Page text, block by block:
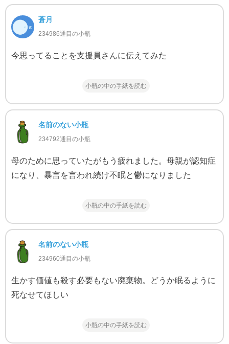
蒼月
234986通目の小瓶
今思ってることを支援員さんに伝えてみた
小瓶の中の手紙を読む
名前のない小瓶
234792通目の小瓶
母のために思っていたがもう疲れました。母親が認知症
になり、暴言を言われ続け不眠と鬱になりました
小瓶の中の手紙を読む
名前のない小瓶
234960通目の小瓶
生かす価値も殺す必要もない廃棄物。どうか眠るように
死なせてほしい
小瓶の中の手紙を読む